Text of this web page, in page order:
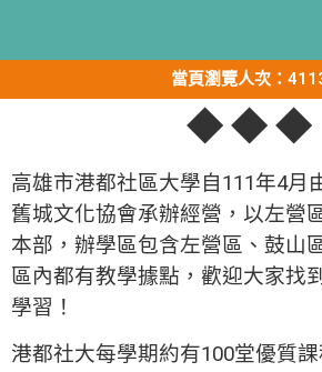
當頁瀏覽人次：
◆ ◆ ◆
高雄市港都社區大學自111年4月
舊城文化協會承辦經營，以左營
本部，辦學區包含左營區、鼓山
區內都有教學據點，歡迎大家找
學習！
港都社大每學期約有100堂優質